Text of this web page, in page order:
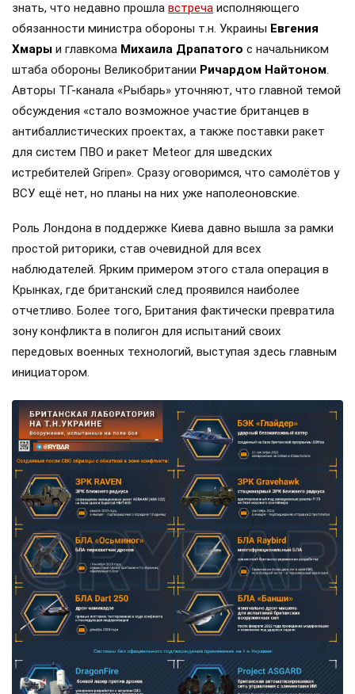
знать, что недавно прошла встреча исполняющего
обязанности министра обороны т.н. Украины Евгения
Хмары и главкома Михаила Драпатого с начальником
штаба обороны Великобритании Ричардом Найтоном.
Авторы ТГ-канала «Рыбарь» уточняют, что главной темой
обсуждения «стало возможное участие британцев в
антибаллистических проектах, а также поставки ракет
для систем ПВО и ракет Meteor для шведских
истребителей Gripen». Сразу оговоримся, что самолётов у
ВСУ ещё нет, но планы на них уже наполеоновские.
Роль Лондона в поддержке Киева давно вышла за рамки
простой риторики, став очевидной для всех
наблюдателей. Ярким примером этого стала операция в
Крынках, где британский след проявился наиболее
отчетливо. Более того, Британия фактически превратила
зону конфликта в полигон для испытаний своих
передовых военных технологий, выступая здесь главным
инициатором.